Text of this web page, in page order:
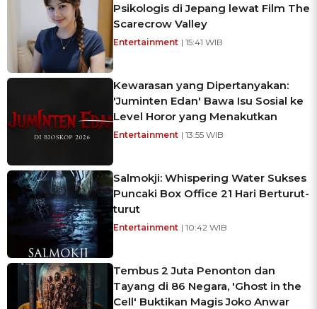
Psikologis di Jepang lewat Film The
Scarecrow Valley
Entertainment | 15:41 WIB
Kewarasan yang Dipertanyakan:
'Juminten Edan' Bawa Isu Sosial ke
Level Horor yang Menakutkan
Entertainment | 13:55 WIB
Salmokji: Whispering Water Sukses
Puncaki Box Office 21 Hari Berturut-
turut
Entertainment | 10:42 WIB
Tembus 2 Juta Penonton dan
Tayang di 86 Negara, 'Ghost in the
Cell' Buktikan Magis Joko Anwar